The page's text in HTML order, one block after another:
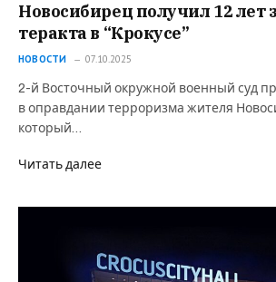
Новосибирец получил 12 лет
теракта в “Крокусе”
НОВОСТИ 07.10.2025
2-й Восточный окружной военный суд
в оправдании терроризма жителя
который…
Читать далее